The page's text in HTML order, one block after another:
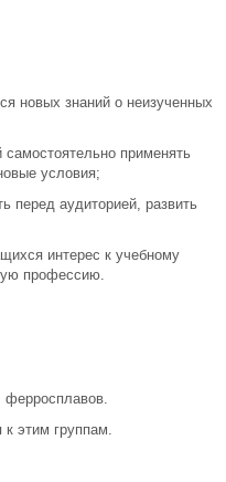
новых знаний о неизученных
применять
условия;
перед аудиторией, развить
интерес к учебному
профессию.
ферросплавов.
к этим группам.